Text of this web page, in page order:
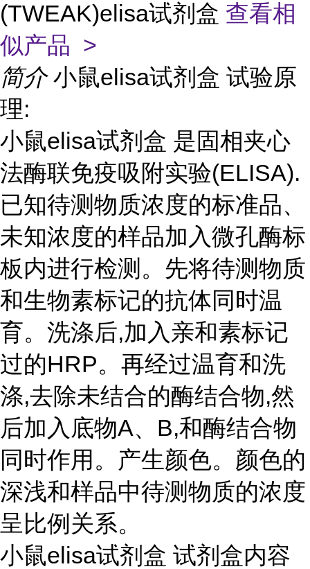
(TWEAK)elisa试剂盒 查看相
似产品 >
简介 小鼠elisa试剂盒 试验原
理:
小鼠elisa试剂盒 是固相夹心
法酶联免疫吸附实验(ELISA).
已知待测物质浓度的标准品、
未知浓度的样品加入微孔酶标
板内进行检测。先将待测物质
和生物素标记的抗体同时温
育。洗涤后,加入亲和素标记
过的HRP。再经过温育和洗
涤,去除未结合的酶结合物,然
后加入底物A、B,和酶结合物
同时作用。产生颜色。颜色的
深浅和样品中待测物质的浓度
呈比例关系。
小鼠elisa试剂盒 试剂盒内容